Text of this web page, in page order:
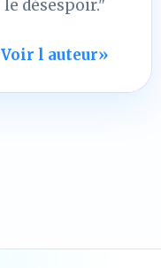
le désespoir."
Voir l auteur»